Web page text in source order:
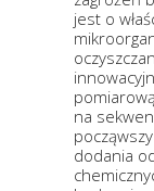
jest o
na
dodania